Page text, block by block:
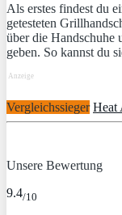
Als erstes findest du
getesteten
über die Handschuhe
geben. So kannst du
Anzeige
Vergleichssieger Heat
Unsere Bewertung
9.4/10